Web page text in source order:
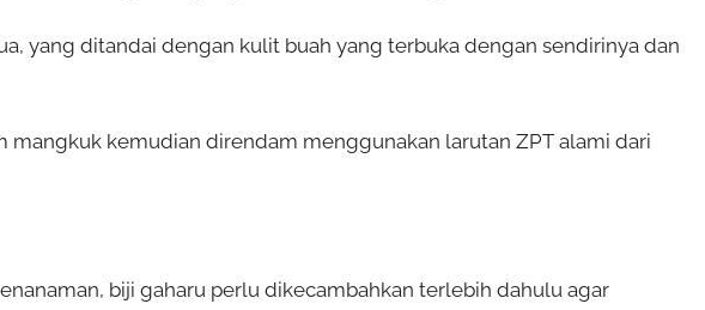
yang ditandai dengan kulit buah yang terbuka dengan sendirinya dan
mangkuk kemudian direndam menggunakan larutan ZPT alami dari
biji gaharu perlu dikecambahkan terlebih dahulu agar